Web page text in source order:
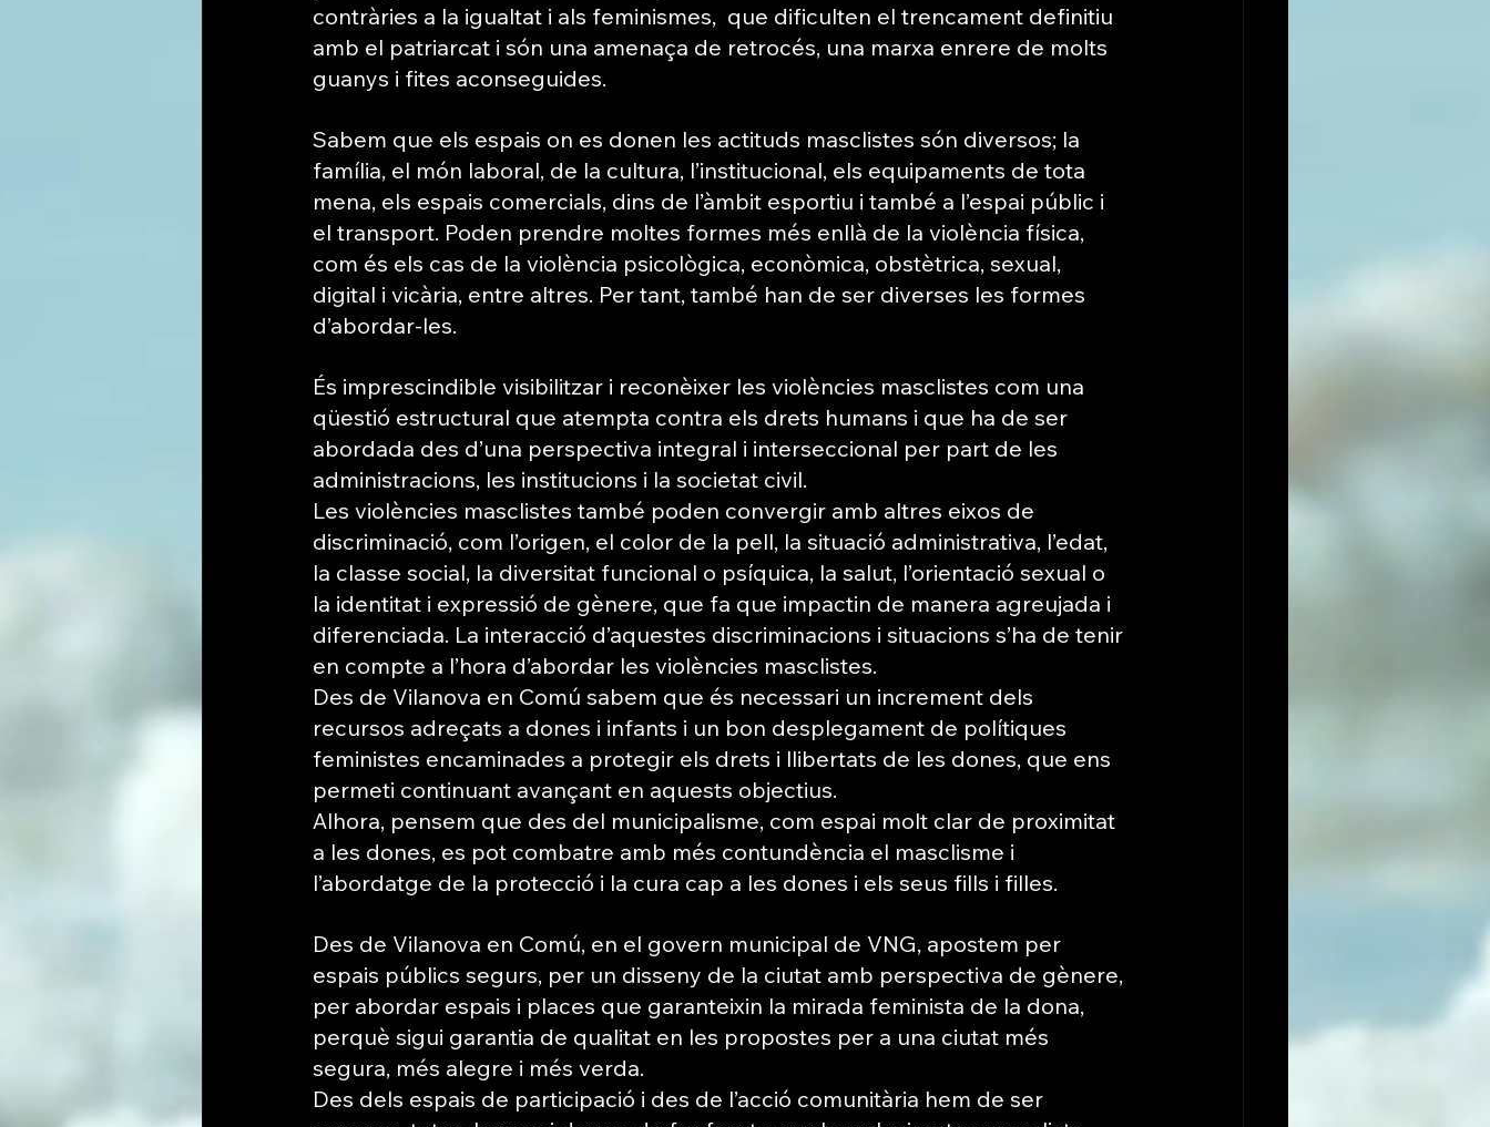
contràries a la igualtat i als feminismes,  que dificulten el trencament definitiu
amb el patriarcat i són una amenaça de retrocés, una marxa enrere de molts
guanys i fites aconseguides.
Sabem que els espais on es donen les actituds masclistes són diversos; la
família, el món laboral, de la cultura, l’institucional, els equipaments de tota
mena, els espais comercials, dins de l’àmbit esportiu i també a l’espai públic i
el transport. Poden prendre moltes formes més enllà de la violència física,
com és els cas de la violència psicològica, econòmica, obstètrica, sexual,
digital i vicària, entre altres. Per tant, també han de ser diverses les formes
d’abordar-les.
És imprescindible visibilitzar i reconèixer les violències masclistes com una
qüestió estructural que atempta contra els drets humans i que ha de ser
abordada des d’una perspectiva integral i interseccional per part de les
administracions, les institucions i la societat civil.
Les violències masclistes també poden convergir amb altres eixos de
discriminació, com l’origen, el color de la pell, la situació administrativa, l’edat,
la classe social, la diversitat funcional o psíquica, la salut, l’orientació sexual o
la identitat i expressió de gènere, que fa que impactin de manera agreujada i
diferenciada. La interacció d’aquestes discriminacions i situacions s’ha de tenir
en compte a l’hora d’abordar les violències masclistes.
Des de Vilanova en Comú sabem que és necessari un increment dels
recursos adreçats a dones i infants i un bon desplegament de polítiques
feministes encaminades a protegir els drets i llibertats de les dones, que ens
permeti continuant avançant en aquests objectius.
Alhora, pensem que des del municipalisme, com espai molt clar de proximitat
a les dones, es pot combatre amb més contundència el masclisme i
l’abordatge de la protecció i la cura cap a les dones i els seus fills i filles.
Des de Vilanova en Comú, en el govern municipal de VNG, apostem per
espais públics segurs, per un disseny de la ciutat amb perspectiva de gènere,
per abordar espais i places que garanteixin la mirada feminista de la dona,
perquè sigui garantia de qualitat en les propostes per a una ciutat més
segura, més alegre i més verda.
Des dels espais de participació i des de l’acció comunitària hem de ser